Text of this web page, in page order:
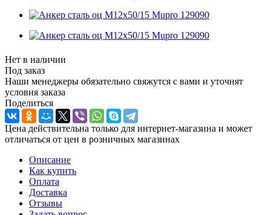
Нет в наличии
Под заказ
Наши менеджеры обязательно свяжутся с вами и уточнят
условия заказа
Поделиться
Цена действительна только для интернет-магазина и может
отличаться от цен в розничных магазинах
Описание
Как купить
Оплата
Доставка
Отзывы